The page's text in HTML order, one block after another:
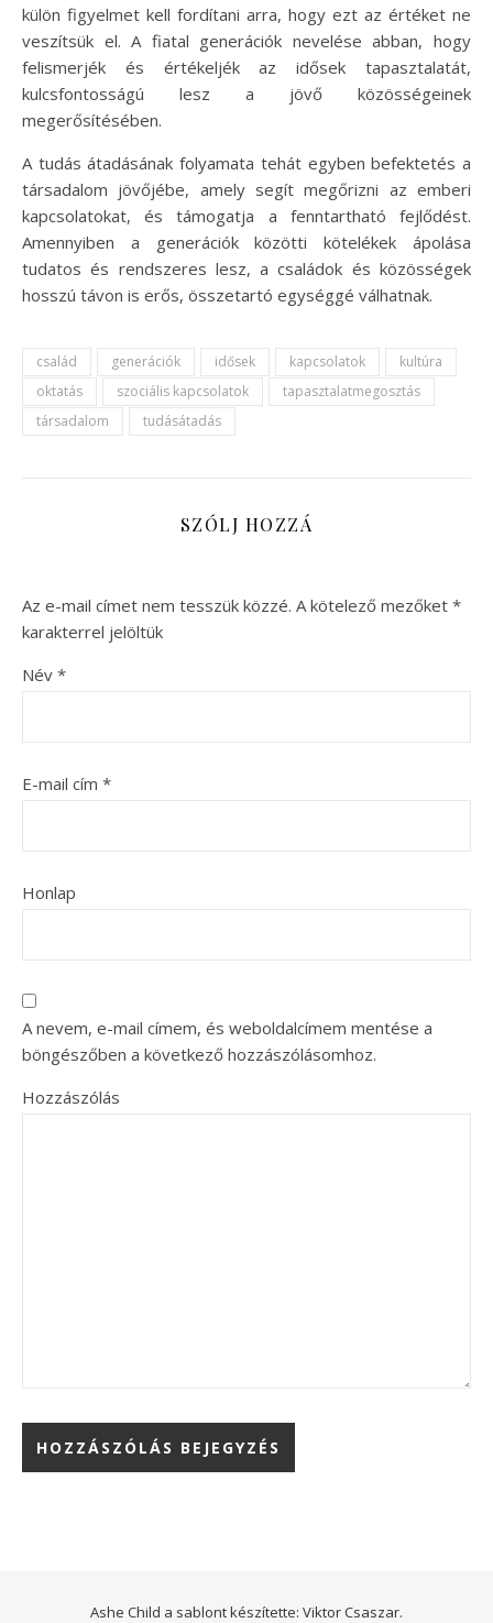
külön figyelmet kell fordítani arra, hogy ezt az értéket ne
veszítsük el. A fiatal generációk nevelése abban, hogy
felismerjék és értékeljék az idősek tapasztalatát,
kulcsfontosságú lesz a jövő közösségeinek
megerősítésében.
A tudás átadásának folyamata tehát egyben befektetés a
társadalom jövőjébe, amely segít megőrizni az emberi
kapcsolatokat, és támogatja a fenntartható fejlődést.
Amennyiben a generációk közötti kötelékek ápolása
tudatos és rendszeres lesz, a családok és közösségek
hosszú távon is erős, összetartó egységgé válhatnak.
család generációk idősek kapcsolatok
kultúra
oktatás
szociális kapcsolatok
tapasztalatmegosztás
társadalom
tudásátadás
SZÓLJ HOZZÁ
Az e-mail címet nem tesszük közzé. A kötelező mezőket *
karakterrel jelöltük
Név *
E-mail cím *
Honlap
A nevem, e-mail címem, és weboldalcímem mentése a
böngészőben a következő hozzászólásomhoz.
Hozzászólás
Ashe Child a sablont készítette: Viktor Csaszar.